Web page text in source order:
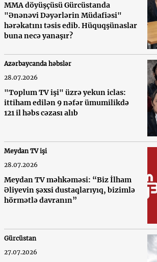
MMA döyüşçüsü Gürcüstanda
"Ənənəvi Dəyərlərin Müdafiəsi"
hərəkatını təsis edib. Hüquqşünaslar
buna necə yanaşır?
Azərbaycanda həbslər
28.07.2026
"Toplum TV işi" üzrə yekun iclas:
ittiham edilən 9 nəfər ümumilikdə
121 il həbs cəzası alıb
Meydan TV işi
28.07.2026
Meydan TV məhkəməsi: “Biz İlham
Əliyevin şəxsi dustaqlarıyıq, bizimlə
hörmətlə davranın”
Gürcüstan
27.07.2026